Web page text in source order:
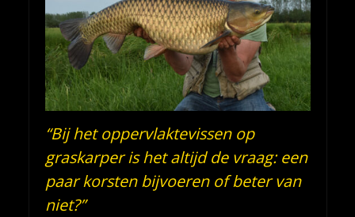
“Bij het oppervlaktevissen op
graskarper is het altijd de vraag: een
paar korsten bijvoeren of beter van
niet?”